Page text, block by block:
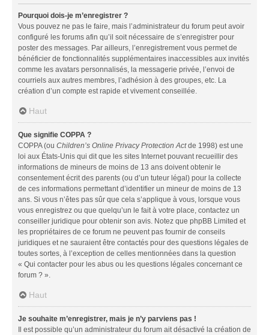
Pourquoi dois-je m’enregistrer ?
Vous pouvez ne pas le faire, mais l’administrateur du forum peut avoir
configuré les forums afin qu’il soit nécessaire de s’enregistrer pour
poster des messages. Par ailleurs, l’enregistrement vous permet de
bénéficier de fonctionnalités supplémentaires inaccessibles aux invités
comme les avatars personnalisés, la messagerie privée, l’envoi de
courriels aux autres membres, l’adhésion à des groupes, etc. La
création d’un compte est rapide et vivement conseillée.
Haut
Que signifie COPPA ?
COPPA (ou Children’s Online Privacy Protection Actde 1998) est une
loi aux États-Unis qui dit que les sites Internet pouvant recueillir des
informations de mineurs de moins de 13 ans doivent obtenir le
consentement écrit des parents (ou d’un tuteur légal) pour la collecte
de ces informations permettant d’identifier un mineur de moins de 13
ans. Si vous n’êtes pas sûr que cela s’applique à vous, lorsque vous
vous enregistrez ou que quelqu’un le fait à votre place, contactez un
conseiller juridique pour obtenir son avis. Notez que phpBB Limited et
les propriétaires de ce forum ne peuvent pas fournir de conseils
juridiques et ne sauraient être contactés pour des questions légales de
toutes sortes, à l’exception de celles mentionnées dans la question
« Qui contacter pour les abus ou les questions légales concernant ce
forum ? ».
Haut
Je souhaite m’enregistrer, mais je n’y parviens pas !
Il est possible qu’un administrateur du forum ait désactivé la création de